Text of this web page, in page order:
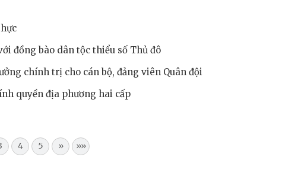
đồng bào dân tộc thiểu số Thủ đô
chính trị cho cán bộ, đảng viên Quân đội
quyền địa phương hai cấp
4 5 » »»